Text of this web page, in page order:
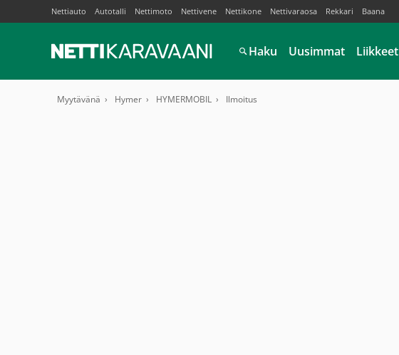
Nettiauto Autotalli Nettimoto Nettivene Nettikone Nettivaraosa Rekkari Baana
Haku Uusimmat Liikkeet
Myytävänä Hymer HYMERMOBIL Ilmoitus